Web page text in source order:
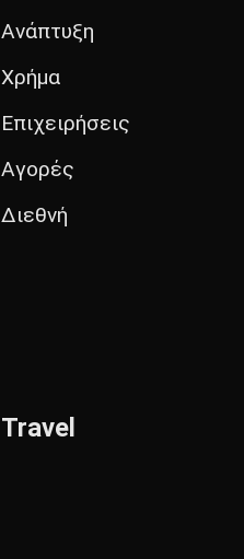
Ανάπτυξη
Χρήμα
Επιχειρήσεις
Αγορές
Διεθνή
Travel